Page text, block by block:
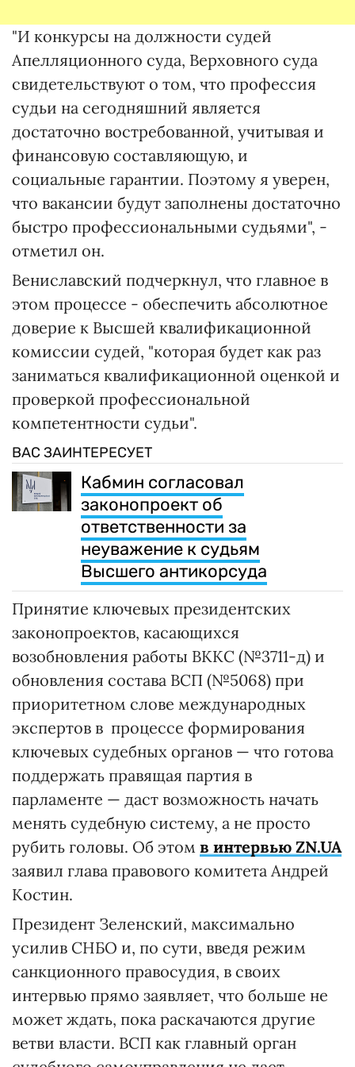
"И конкурсы на должности судей
Апелляционного суда, Верховного суда
свидетельствуют о том, что профессия
судьи на сегодняшний является
достаточно востребованной, учитывая и
финансовую составляющую, и
социальные гарантии. Поэтому я уверен,
что вакансии будут заполнены достаточно
быстро профессиональными судьями", -
отметил он.
Вениславский подчеркнул, что главное в
этом процессе - обеспечить абсолютное
доверие к Высшей квалификационной
комиссии судей, "которая будет как раз
заниматься квалификационной оценкой и
проверкой профессиональной
компетентности судьи".
ВАС ЗАИНТЕРЕСУЕТ
Кабмин согласовал
законопроект об
ответственности за
неуважение к судьям
Высшего антикорсуда
Принятие ключевых президентских
законопроектов, касающихся
возобновления работы ВККС (№3711-д) и
обновления состава ВСП (№5068) при
приоритетном слове международных
экспертов в процессе формирования
ключевых судебных органов — что готова
поддержать правящая партия в
парламенте — даст возможность начать
менять судебную систему, а не просто
рубить головы. Об этом в интервью ZN.UA
заявил глава правового комитета Андрей
Костин.
Президент Зеленский, максимально
усилив СНБО и, по сути, введя режим
санкционного правосудия, в своих
интервью прямо заявляет, что больше не
может ждать, пока раскачаются другие
ветви власти. ВСП как главный орган